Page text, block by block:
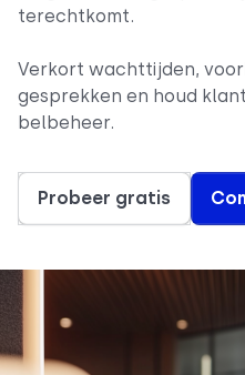
terechtkomt.
Verkort wachttijden,
gesprekken en houd
belbeheer.
Probeer gratis